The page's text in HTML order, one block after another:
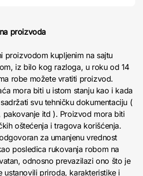
proizvoda
proizvodom kupljenim na sajtu
iz bilo kog razloga, u roku od 14
robe možete vratiti proizvod.
mora biti u istom stanju kao i kada
svu tehničku dokumentaciju (
pakovanje itd ). Proizvod mora biti
oštećenja i tragova korišćenja.
za umanjenu vrednost
posledica rukovanja robom na
odnosno prevazilazi ono što je
ustanovili priroda, karakteristike i